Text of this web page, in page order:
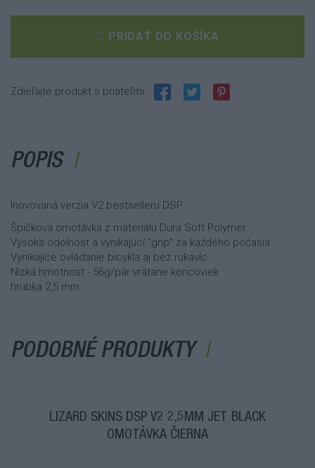
PRIDAŤ DO KOŠÍKA
Zdieľajte produkt s priateľmi:
POPIS
Inovovaná verzia V2 bestselleru DSP
Špičková omotávka z materiálu Dura Soft Polymer
Vysoká odolnost a vynikajúcí "grip" za každého počasia
Vynikajíce ovládanie bicykla aj bez rukavíc
Nízká hmotnost - 56g/pár vrátane koncoviek
hrúbka 2,5 mm
PODOBNÉ PRODUKTY
LIZARD SKINS DSP V2 2,5MM JET BLACK
OMOTÁVKA ČIERNA